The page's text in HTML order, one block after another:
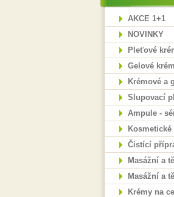
AKCE 1+1
NOVINKY
Pleťové
Gelové
Krémové a
Slupovací
Ampule -
Kosmetické
Čistící
Masážní a
Masážní a
Krémy na